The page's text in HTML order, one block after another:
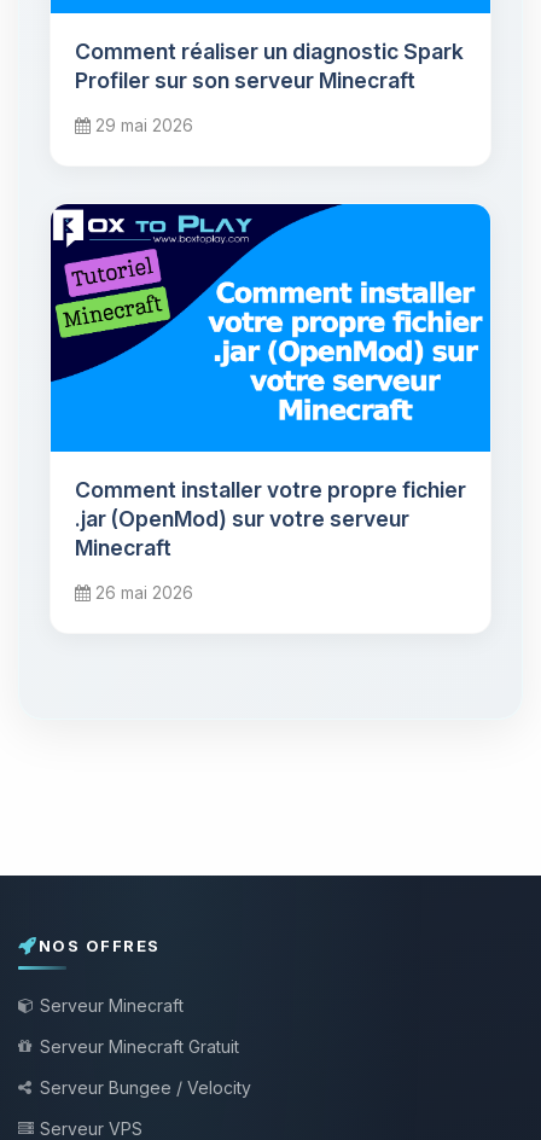
Comment réaliser un diagnostic Spark
Profiler sur son serveur Minecraft
29 mai 2026
Comment installer votre propre fichier
.jar (OpenMod) sur votre serveur
Minecraft
26 mai 2026
NOS OFFRES
Serveur Minecraft
Serveur Minecraft Gratuit
Serveur Bungee / Velocity
Serveur VPS